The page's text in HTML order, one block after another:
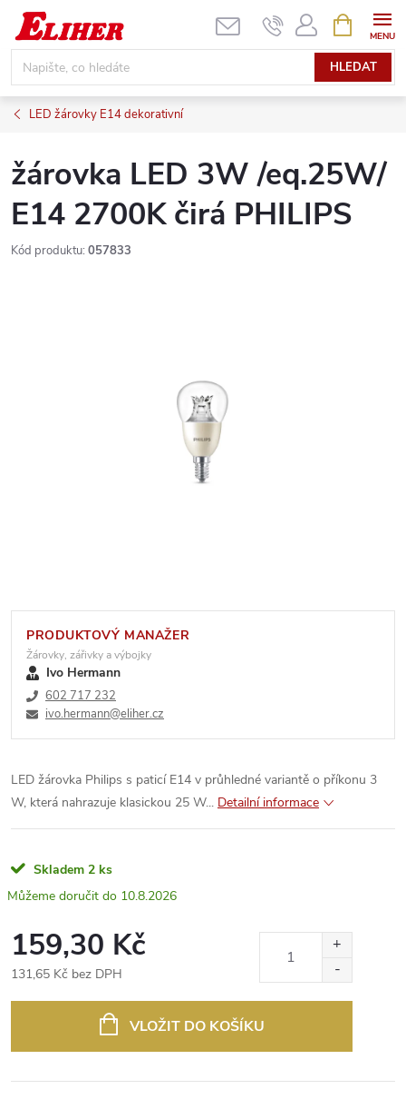
Přejít
obsah
HLEDAT
NÁKUPNÍ
KOŠÍK
LED žárovky E14 dekorativní
žárovka LED 3W /eq.25W/
E14 2700K čirá PHILIPS
Kód produktu: 057833
PRODUKTOVÝ MANAŽER
Žárovky, zářivky a výbojky
Ivo Hermann
602 717 232
ivo.hermann@eliher.cz
LED žárovka Philips s paticí E14 v průhledné variantě o příkonu 3
W, která nahrazuje klasickou 25 W... Detailní informace
Skladem 2 ks
10.8.2026
159,30 Kč
131,65 Kč bez DPH
VLOŽIT DO KOŠÍKU